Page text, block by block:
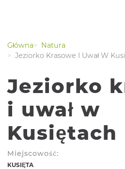
Główna
Natura
Jeziorko Krasowe I Uwał W
Jeziorko
i uwał w
Kusiętach
Miejscowość:
KUSIĘTA